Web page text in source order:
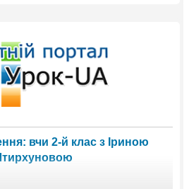
вчи 2-й клас з Іриною